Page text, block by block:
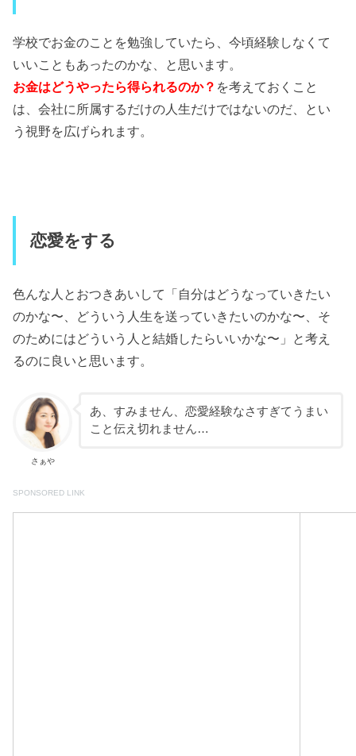
学校でお金のことを勉強していたら、今頃経験しなくて
いいこともあったのかな、と思います。
お金はどうやったら得られるのか？ を考えておくこと
は、会社に所属するだけの人生だけではないのだ、とい
う視野を広げられます。
恋愛をする
色んな人とおつきあいして「自分はどうなっていきたい
のかな〜、どういう人生を送っていきたいのかな〜、そ
のためにはどういう人と結婚したらいいかな〜」と考え
るのに良いと思います。
さぁや
あ、すみません、恋愛経験なさすぎてうまい
こと伝え切れません…
SPONSORED LINK